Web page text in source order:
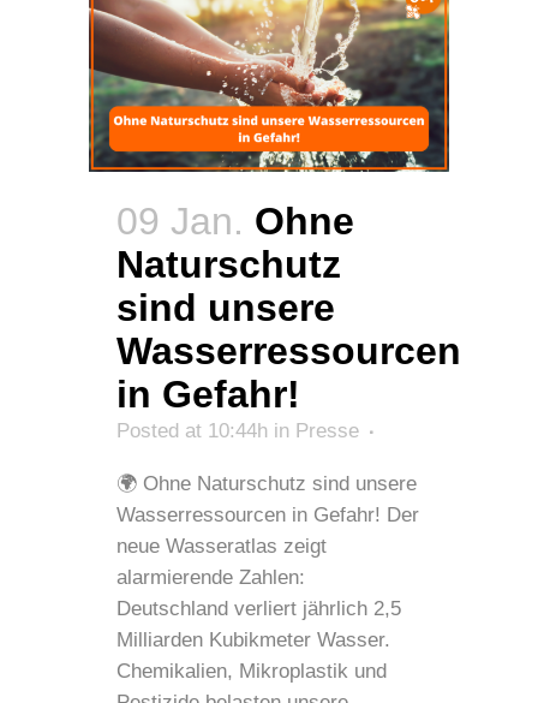
09 Jan. Ohne
Naturschutz
sind unsere
Wasserressourcen
in Gefahr!
Posted at 10:44h in Presse
🌍 Ohne Naturschutz sind unsere
Wasserressourcen in Gefahr! Der
neue Wasseratlas zeigt
alarmierende Zahlen:
Deutschland verliert jährlich 2,5
Milliarden Kubikmeter Wasser.
Chemikalien, Mikroplastik und